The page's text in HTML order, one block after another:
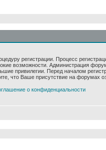
регистрации. Процесс
возможности. Администрация
привилегии. Перед началом
что Ваше присутствие на форумах
о конфиденциальности